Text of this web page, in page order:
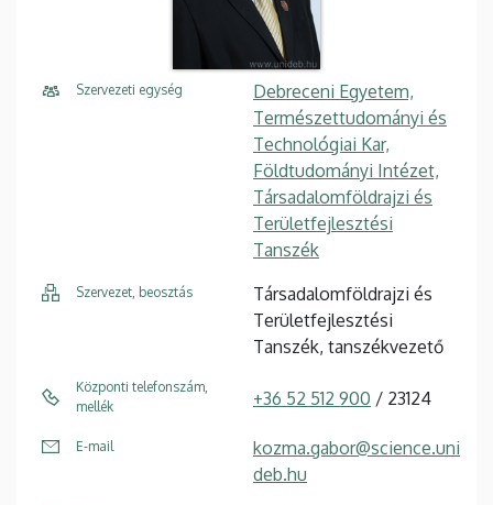
Szervezeti egység
Debreceni Egyetem,
Természettudományi és
Technológiai Kar,
Földtudományi Intézet,
Társadalomföldrajzi és
Területfejlesztési
Tanszék
Szervezet, beosztás
Társadalomföldrajzi és
Területfejlesztési
Tanszék, tanszékvezető
Központi telefonszám,
mellék
+36 52 512 900 / 23124
E-mail
kozma.gabor@science.uni
deb.hu